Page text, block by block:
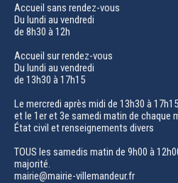
Accueil sans rendez-vous
Du lundi au vendredi
de 8h30 à 12h
Accueil sur rendez-vous
Du lundi au vendredi
de 13h30 à 17h15
Le mercredi après midi de 13h30 à 17h15
et le 1er et 3e samedi matin de chaque
État civil et renseignements divers
TOUS les samedis matin de 9h00 à
majorité.
mairie@mairie-villemandeur.fr